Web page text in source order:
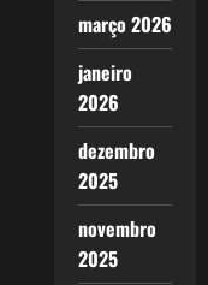
março 2026
janeiro
2026
dezembro
2025
novembro
2025